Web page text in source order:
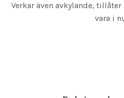
Verkar även avkylande,
vara i